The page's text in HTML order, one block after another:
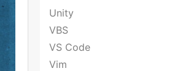
Unity
VBS
VS Code
Vim